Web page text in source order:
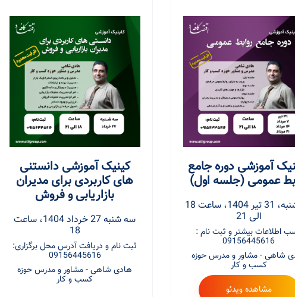
آموزشی دوره جامع
عمومی (جلسه اول)
سه شنبه، 31 تیر 1404، ساعت 18
الی 21
اطلاعات بیشتر و ثبت نام :
09156445616
شاهی - مشاور و مدرس حوزه
کسب و کار
مشاهده ویدئو
کینیک آموزشی دانستنی
های کاربردی برای مدیران
بازاریابی و فروش
سه شنبه 27 خرداد 1404، ساعت
18
ثبت نام و دریافت آدرس محل برگزاری:
09156445616
هادی شاهی - مشاور و مدرس حوزه
کسب و کار